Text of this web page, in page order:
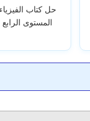
حل كتاب الفيزياء
المستوى الرابع